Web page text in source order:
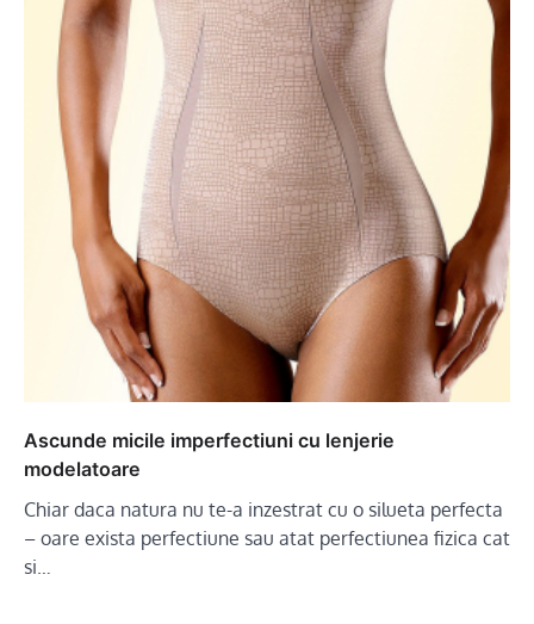
Ascunde micile imperfectiuni cu lenjerie
modelatoare
Chiar daca natura nu te-a inzestrat cu o silueta perfecta
– oare exista perfectiune sau atat perfectiunea fizica cat
si…